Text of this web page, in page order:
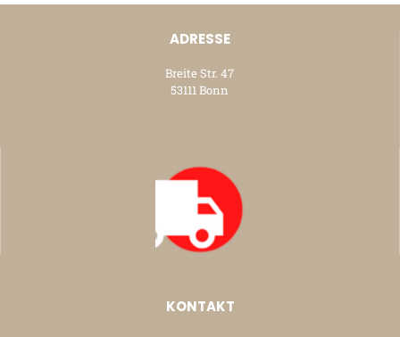
ADRESSE
Breite Str. 47
53111 Bonn
KONTAKT